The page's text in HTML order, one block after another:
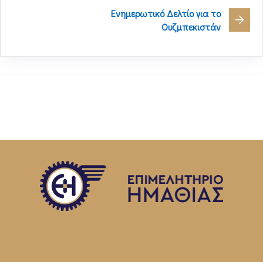
Ενημερωτικό Δελτίο για το
Ουζμπεκιστάν